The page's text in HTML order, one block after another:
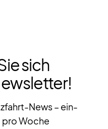
sich
News – ein-
pro Woche